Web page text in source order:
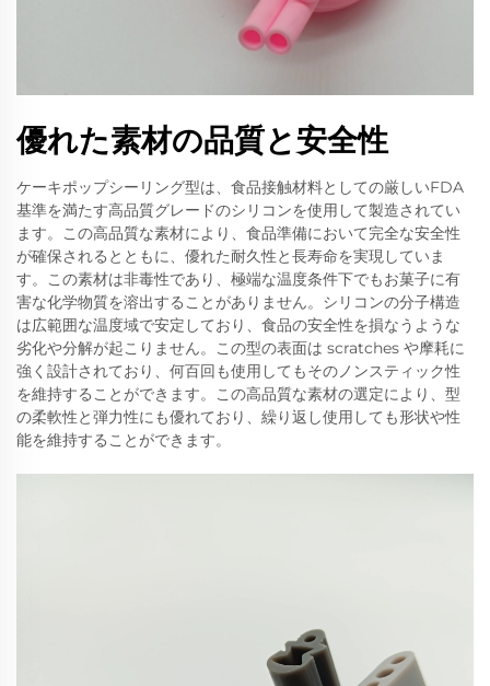
優れた素材の品質と安全性
ケーキポップシーリング型は、食品接触材料としての厳しいFDA
基準を満たす高品質グレードのシリコンを使用して製造されてい
ます。この高品質な素材により、食品準備において完全な安全性
が確保されるとともに、優れた耐久性と長寿命を実現していま
す。この素材は非毒性であり、極端な温度条件下でもお菓子に有
害な化学物質を溶出することがありません。シリコンの分子構造
は広範囲な温度域で安定しており、食品の安全性を損なうような
劣化や分解が起こりません。この型の表面は scratches や摩耗に
強く設計されており、何百回も使用してもそのノンスティック性
を維持することができます。この高品質な素材の選定により、型
の柔軟性と弾力性にも優れており、繰り返し使用しても形状や性
能を維持することができます。